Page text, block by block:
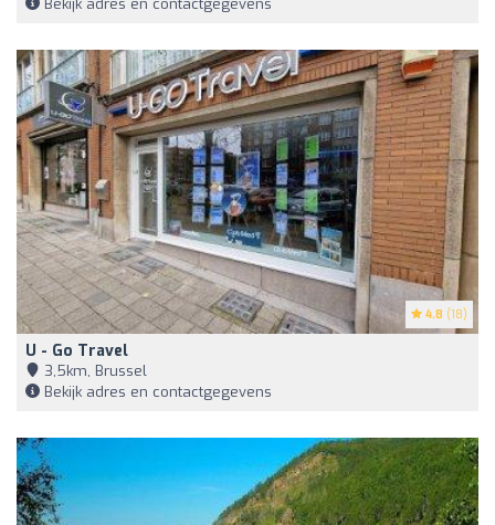
4.8 (18)
U - Go Travel
3,5km, Brussel
Bekijk adres en contactgegevens